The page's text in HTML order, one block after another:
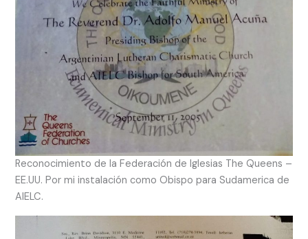
Reconocimiento de la Federación de Iglesias The Queens –
EE.UU. Por mi instalación como Obispo para Sudamerica de
AIELC.